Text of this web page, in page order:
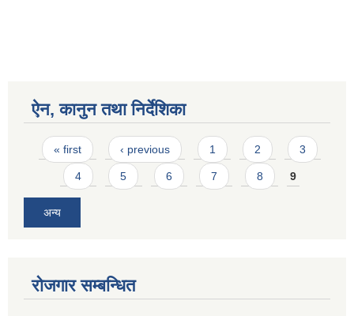
ऐन, कानुन तथा निर्देशिका
Pages
« first ‹ previous 1 2 3
4 5 6 7 8 9
अन्य
रोजगार सम्बन्धित